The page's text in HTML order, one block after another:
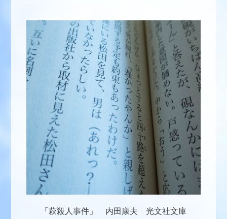
「萩殺人事件」 内田康夫 光文社文庫